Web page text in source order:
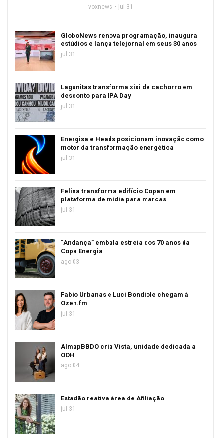
voxnews jul 31
GloboNews renova programação, inaugura
estúdios e lança telejornal em seus 30 anos
jul 31
Lagunitas transforma xixi de cachorro em
desconto para IPA Day
jul 31
Energisa e Heads posicionam inovação como
motor da transformação energética
jul 31
Felina transforma edifício Copan em
plataforma de mídia para marcas
jul 31
“Andança” embala estreia dos 70 anos da
Copa Energia
ago 03
Fabio Urbanas e Luci Bondiole chegam à
Ozen.fm
jul 31
AlmapBBDO cria Vista, unidade dedicada a
OOH
ago 04
Estadão reativa área de Afiliação
jul 31